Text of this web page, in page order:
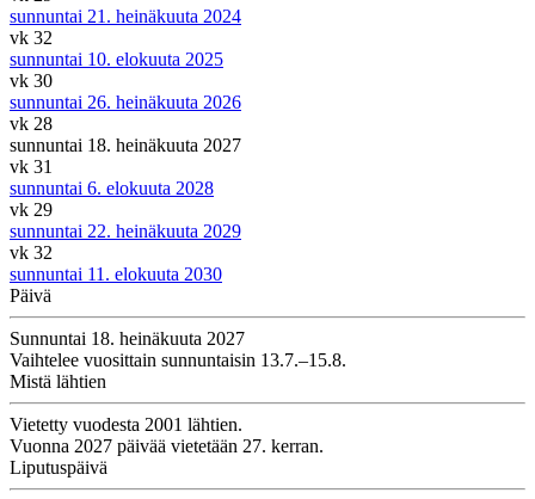
sunnuntai 21. heinäkuuta 2024
vk 32
sunnuntai 10. elokuuta 2025
vk 30
sunnuntai 26. heinäkuuta 2026
vk 28
sunnuntai 18. heinäkuuta 2027
vk 31
sunnuntai 6. elokuuta 2028
vk 29
sunnuntai 22. heinäkuuta 2029
vk 32
sunnuntai 11. elokuuta 2030
Päivä
Sunnuntai 18. heinäkuuta 2027
Vaihtelee vuosittain sunnuntaisin 13.7.–15.8.
Mistä lähtien
Vietetty vuodesta 2001 lähtien.
Vuonna 2027 päivää vietetään 27. kerran.
Liputuspäivä